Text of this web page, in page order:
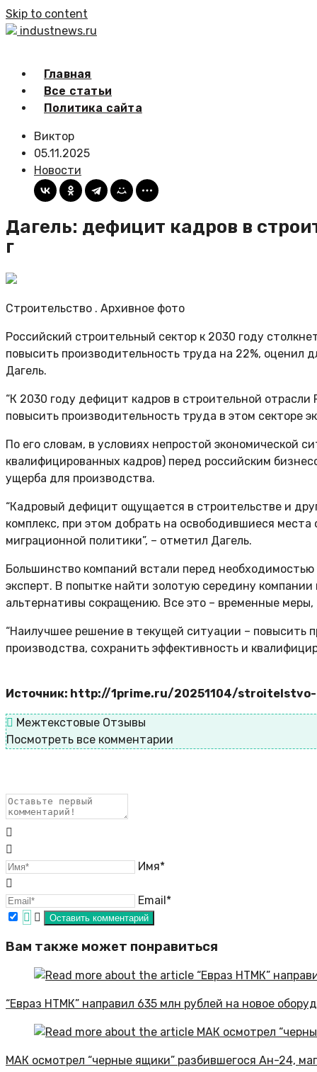
Skip to content
industnews.ru
Главная
Все статьи
Политика сайта
Виктор
05.11.2025
Новости
Дагель: дефицит кадров в
г
Строительство . Архивное фото
Российский строительный сектор к 2030 году
повысить производительность труда на 22%, оценил
Дагель.
“К 2030 году дефицит кадров в строительной
повысить производительность труда в этом секторе
По его словам, в условиях непростой экономической
квалифицированных кадров) перед российским
ущерба для производства.
“Кадровый дефицит ощущается в строительстве и
комплекс, при этом добрать на освободившиеся
миграционной политики”, – отметил Дагель.
Большинство компаний встали перед
эксперт. В попытке найти золотую середину
альтернативы сокращению. Все это – временные
“Наилучшее решение в текущей ситуации – повысить
производства, сохранить эффективность и
Источник: http://1prime.ru/20251104/
Межтекстовые Отзывы
Посмотреть все комментарии
Имя*
Email*
Вам также может понравиться
“Евраз НТМК” направил 635 млн рублей на новое
МАК осмотрел “черные ящики” разбившегося Ан-24,